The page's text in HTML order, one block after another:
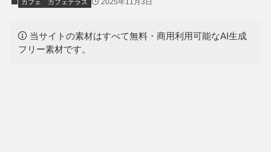
カフェ カフェテラス 2025年11月3日
当サイトの素材はすべて無料・商用利用可能なAI生成
フリー素材です。